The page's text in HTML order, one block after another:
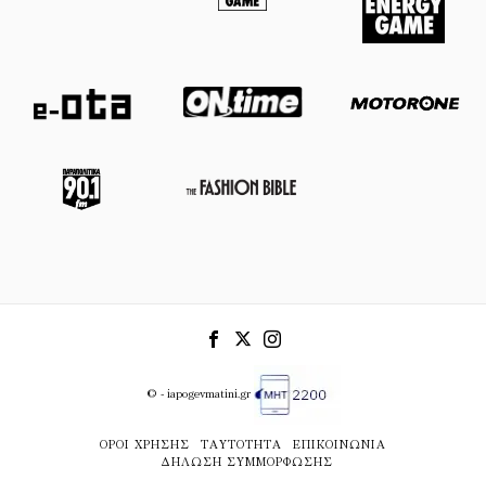
© - iapogevmatini.gr
ΌΡΟΙ ΧΡΉΣΗΣ ΤΑΥΤΌΤΗΤΑ
ΕΠΙΚΟΙΝΩΝΊΑ
ΔΉΛΩΣΗ ΣΥΜΜΌΡΦΩΣΗΣ